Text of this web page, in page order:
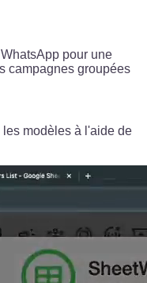
pour une
campagnes groupées
modèles à l'aide de